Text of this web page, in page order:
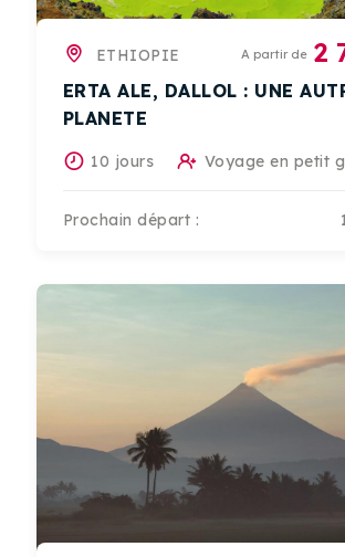
ETHIOPIE A partir de 2
ERTA ALE, DALLOL : UNE
PLANETE
10 jours Voyage en petit
Prochain départ :